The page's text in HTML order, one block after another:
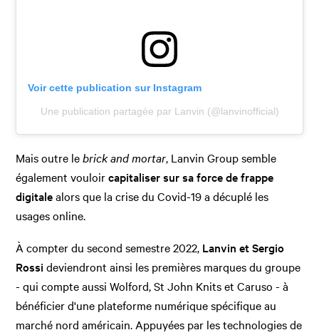
Voir cette publication sur Instagram
Une publication partagée par Lanvin (@lanvinofficial)
Mais outre lebrick and mortar, Lanvin Group semble
également vouloircapitaliser sur sa force de frappe
digitalealors que la crise du Covid-19 a décuplé les
usages online.
À compter du second semestre 2022, Lanvin et Sergio
Rossideviendront ainsi les premières marques du groupe
- qui compte aussi Wolford, St John Knits et Caruso - à
bénéficier d'une plateforme numérique spécifique au
marché nord américain. Appuyées par les technologies de